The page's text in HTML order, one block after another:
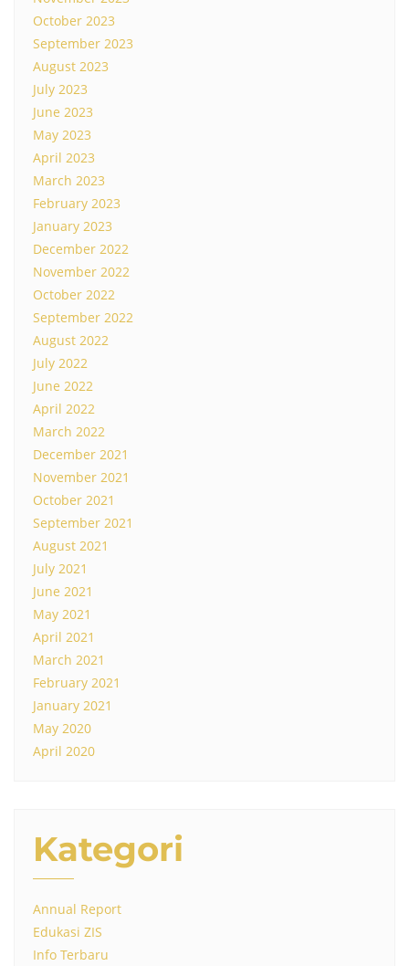
October 2023
September 2023
August 2023
July 2023
June 2023
May 2023
April 2023
March 2023
February 2023
January 2023
December 2022
November 2022
October 2022
September 2022
August 2022
July 2022
June 2022
April 2022
March 2022
December 2021
November 2021
October 2021
September 2021
August 2021
July 2021
June 2021
May 2021
April 2021
March 2021
February 2021
January 2021
May 2020
April 2020
Kategori
Annual Report
Edukasi ZIS
Info Terbaru